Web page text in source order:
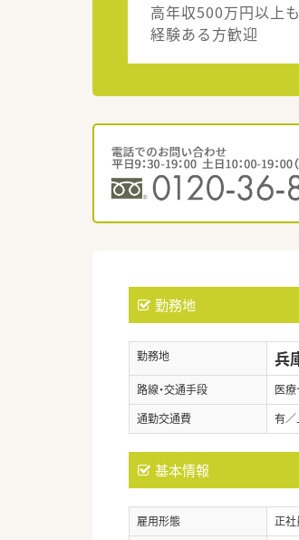
高年収500万円以上
経験ある方歓迎
勤務地
勤務地 兵
路線・交通手段
医
通勤交通費
有
基本情報
雇用形態
正社